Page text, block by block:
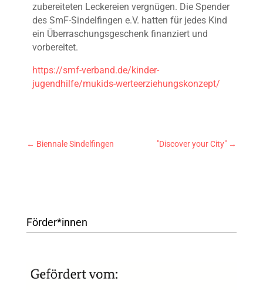
zubereiteten Leckereien vergnügen. Die Spender
des SmF-Sindelfingen e.V. hatten für jedes Kind
ein Überraschungsgeschenk finanziert und
vorbereitet.
https://smf-verband.de/kinder-
jugendhilfe/mukids-werteerziehungskonzept/
← Biennale Sindelfingen "Discover your City" →
Förder*innen